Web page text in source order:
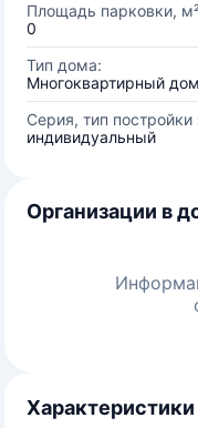
Площадь парковки,
0
Тип дома:
Многоквартирный дом
Серия, тип постройки
индивидуальный
Организации в
Характеристики